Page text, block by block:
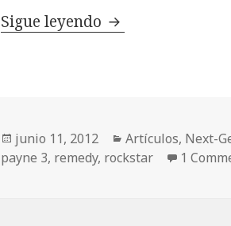
Sigue leyendo Review Max
Publicado
el
junio 11, 2012 Categorías
Artículos, Next-
payne 3, remedy, rockstar 1